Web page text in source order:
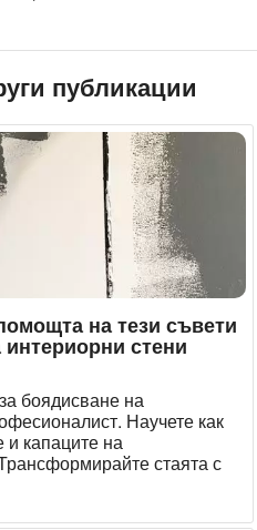
публикации
на тези съвети
стени
боядисване на
Научете как
и капаците на
стаята с